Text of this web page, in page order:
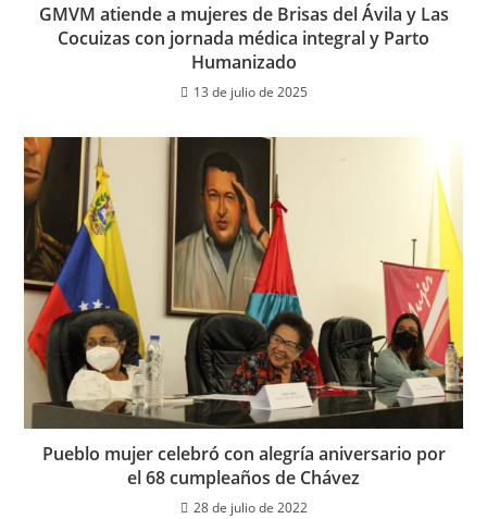
GMVM atiende a mujeres de Brisas del Ávila y Las
Cocuizas con jornada médica integral y Parto
Humanizado
13 de julio de 2025
Pueblo mujer celebró con alegría aniversario por
el 68 cumpleaños de Chávez
28 de julio de 2022